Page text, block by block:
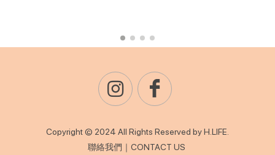
Copyright © 2024 All Rights Reserved by H.LIFE.
聯絡我們｜CONTACT US